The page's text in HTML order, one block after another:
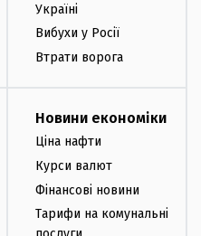
Україні
Вибухи у Росії
Втрати ворога
Новини економіки
Ціна нафти
Курси валют
Фінансові новини
Тарифи на комунальні